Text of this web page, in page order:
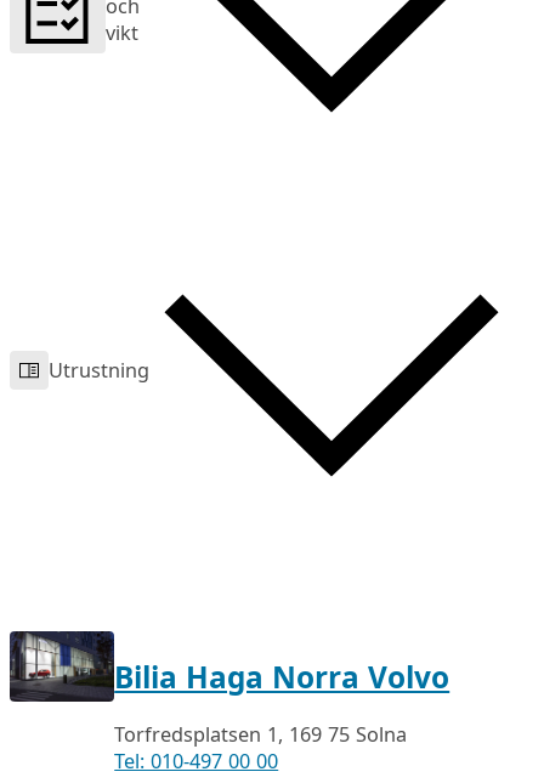
och
vikt
Utrustning
Bilia Haga Norra Volvo
Torfredsplatsen 1, 169 75 Solna
Tel: 010-497 00 00